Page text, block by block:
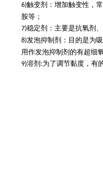
6)触变剂：增加触变性，
胺等；
7)稳定剂：主要是抗氧剂
8)发泡抑制剂：目的是为
用作发泡抑制剂的有超细
9)溶剂 :为了调节黏度，有